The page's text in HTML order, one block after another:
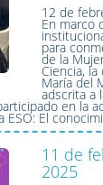
12 de
En marco
para
de la
Ciencia,
María del
adscrita a
en la
ESO: El
11 de
2025